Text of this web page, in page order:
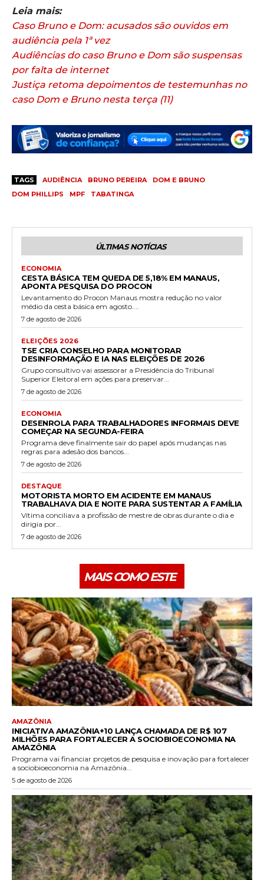
Leia mais:
Caso Bruno e Dom: acusados são ouvidos em
audiência pela 1ª vez
Audiências do caso Bruno e Dom são suspensas
por falta de internet
Justiça retoma depoimentos de testemunhas no
caso Dom e Bruno nesta terça (11)
TAGS AUDIÊNCIA BRUNO PEREIRA
DOM E BRUNO
DOM PHILLIPS
MPF TABATINGA
ÚLTIMAS NOTÍCIAS
ECONOMIA
CESTA BÁSICA TEM QUEDA DE 5,18% EM MANAUS,
APONTA PESQUISA DO PROCON
Levantamento do Procon Manaus mostra redução no valor
médio da cesta básica em agosto....
7 de agosto de 2026
ELEIÇÕES 2026
TSE CRIA CONSELHO PARA MONITORAR
DESINFORMAÇÃO E IA NAS ELEIÇÕES DE 2026
Grupo consultivo vai assessorar a Presidência do Tribunal
Superior Eleitoral em ações para preservar...
7 de agosto de 2026
ECONOMIA
DESENROLA PARA TRABALHADORES INFORMAIS DEVE
COMEÇAR NA SEGUNDA-FEIRA
Programa deve finalmente sair do papel após mudanças nas
regras para adesão dos bancos...
7 de agosto de 2026
DESTAQUE
MOTORISTA MORTO EM ACIDENTE EM MANAUS
TRABALHAVA DIA E NOITE PARA SUSTENTAR A FAMÍLIA
Vítima conciliava a profissão de mestre de obras durante o dia e
dirigia por...
7 de agosto de 2026
MAIS COMO ESTE
AMAZÔNIA
INICIATIVA AMAZÔNIA+10 LANÇA CHAMADA DE R$ 107
MILHÕES PARA FORTALECER A SOCIOBIOECONOMIA NA
AMAZÔNIA
Programa vai financiar projetos de pesquisa e inovação para fortalecer
a sociobioeconomia na Amazônia...
5 de agosto de 2026